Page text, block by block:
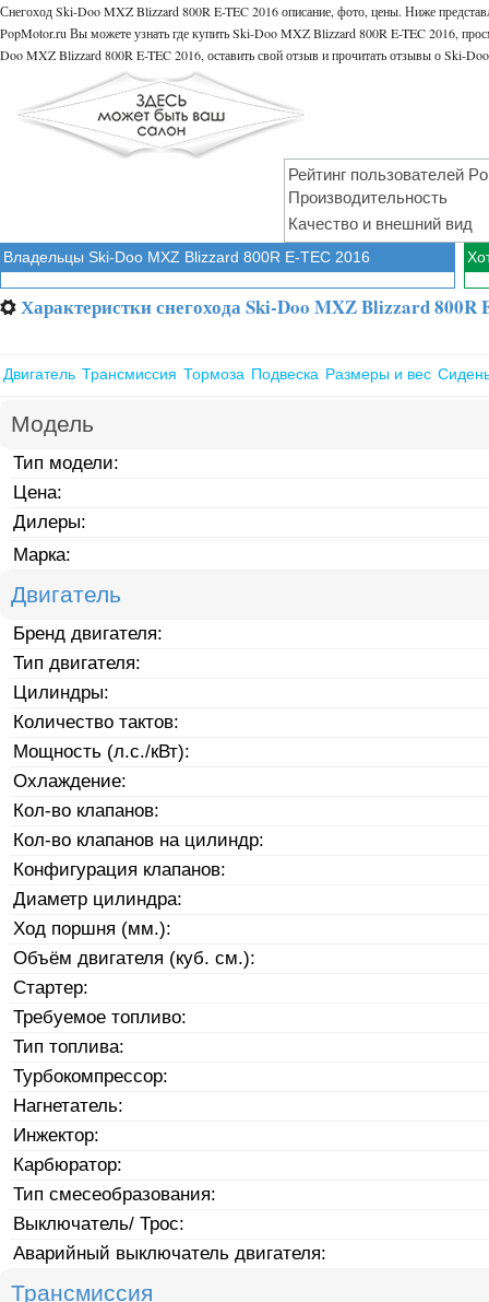
Снегоход Ski-Doo MXZ Blizzard 800R E-TEC 2016 описание, фото, цены. Ниже
PopMotor.ru Вы можете узнать где купить Ski-Doo MXZ Blizzard 800R E-TEC 2016,
Doo MXZ Blizzard 800R E-TEC 2016, оставить свой отзыв и прочитать отзывы о Ski-
Рейтинг пользователей
Производительность
Качество и внешний вид
Владельцы Ski-Doo MXZ Blizzard 800R E-TEC 2016
⚙ Характеристки снегохода Ski-Doo MXZ Blizzard 800R
Двигатель Трансмиссия Тормоза Подвеска Размеры и вес
Модель
Тип модели:
Цена:
Дилеры:
Марка:
Двигатель
Бренд двигателя:
Тип двигателя:
Цилиндры:
Количество тактов:
Мощность (л.с./кВт):
Охлаждение:
Кол-во клапанов:
Кол-во клапанов на цилиндр:
Конфигурация клапанов:
Диаметр цилиндра:
Ход поршня (мм.):
Объём двигателя (куб. см.):
Стартер:
Требуемое топливо:
Тип топлива:
Турбокомпрессор:
Нагнетатель:
Инжектор:
Карбюратор:
Тип смесеобразования:
Выключатель/ Трос:
Аварийный выключатель двигателя:
Трансмиссия